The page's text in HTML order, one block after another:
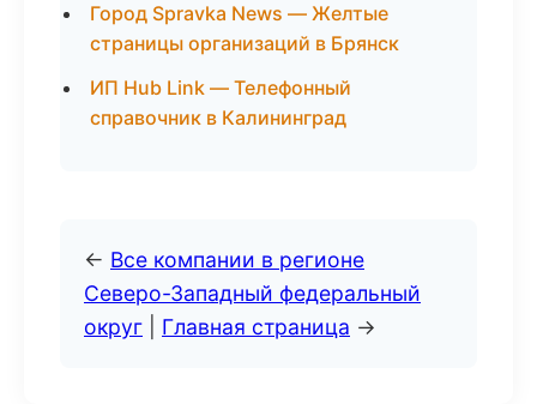
Город Spravka News — Желтые
страницы организаций в Брянск
ИП Hub Link — Телефонный
справочник в Калининград
← Все компании в регионе
Северо-Западный федеральный
округ
Главная страница →